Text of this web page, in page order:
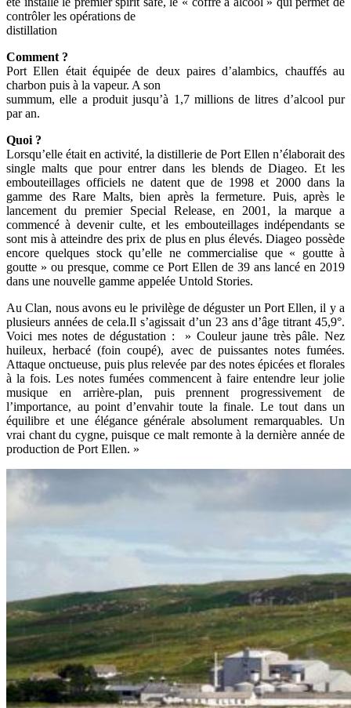
contrôler les opérations de
distillation
Comment ?
Port Ellen était équipée de deux paires d’alambics, chauffés au
charbon puis à la vapeur. A son
summum, elle a produit jusqu’à 1,7 millions de litres d’alcool pur
par an.
Quoi ?
Lorsqu’elle était en activité, la distillerie de Port Ellen n’élaborait des
single malts que pour entrer dans les blends de Diageo. Et les
embouteillages officiels ne datent que de 1998 et 2000 dans la
gamme des Rare Malts, bien après la fermeture. Puis, après le
lancement du premier Special Release, en 2001, la marque a
commencé à devenir culte, et les embouteillages indépendants se
sont mis à atteindre des prix de plus en plus élevés. Diageo possède
encore quelques stock qu’elle ne commercialise que « goutte à
goutte » ou presque, comme ce Port Ellen de 39 ans lancé en 2019
dans une nouvelle gamme appelée Untold Stories.
Au Clan, nous avons eu le privilège de déguster un Port Ellen, il y a
plusieurs années de cela.Il s’agissait d’un 23 ans d’âge titrant 45,9°.
Voici mes notes de dégustation : » Couleur jaune très pâle. Nez
huileux, herbacé (foin coupé), avec de puissantes notes fumées.
Attaque onctueuse, puis plus relevée par des notes épicées et florales
à la fois. Les notes fumées commencent à faire entendre leur jolie
musique en arrière-plan, puis prennent progressivement de
l’importance, au point d’envahir toute la finale. Le tout dans un
équilibre et une élégance générale absolument remarquables. Un
vrai chant du cygne, puisque ce malt remonte à la dernière année de
production de Port Ellen. »